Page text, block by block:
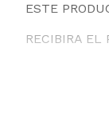
ESTE
RECIBIRA EL